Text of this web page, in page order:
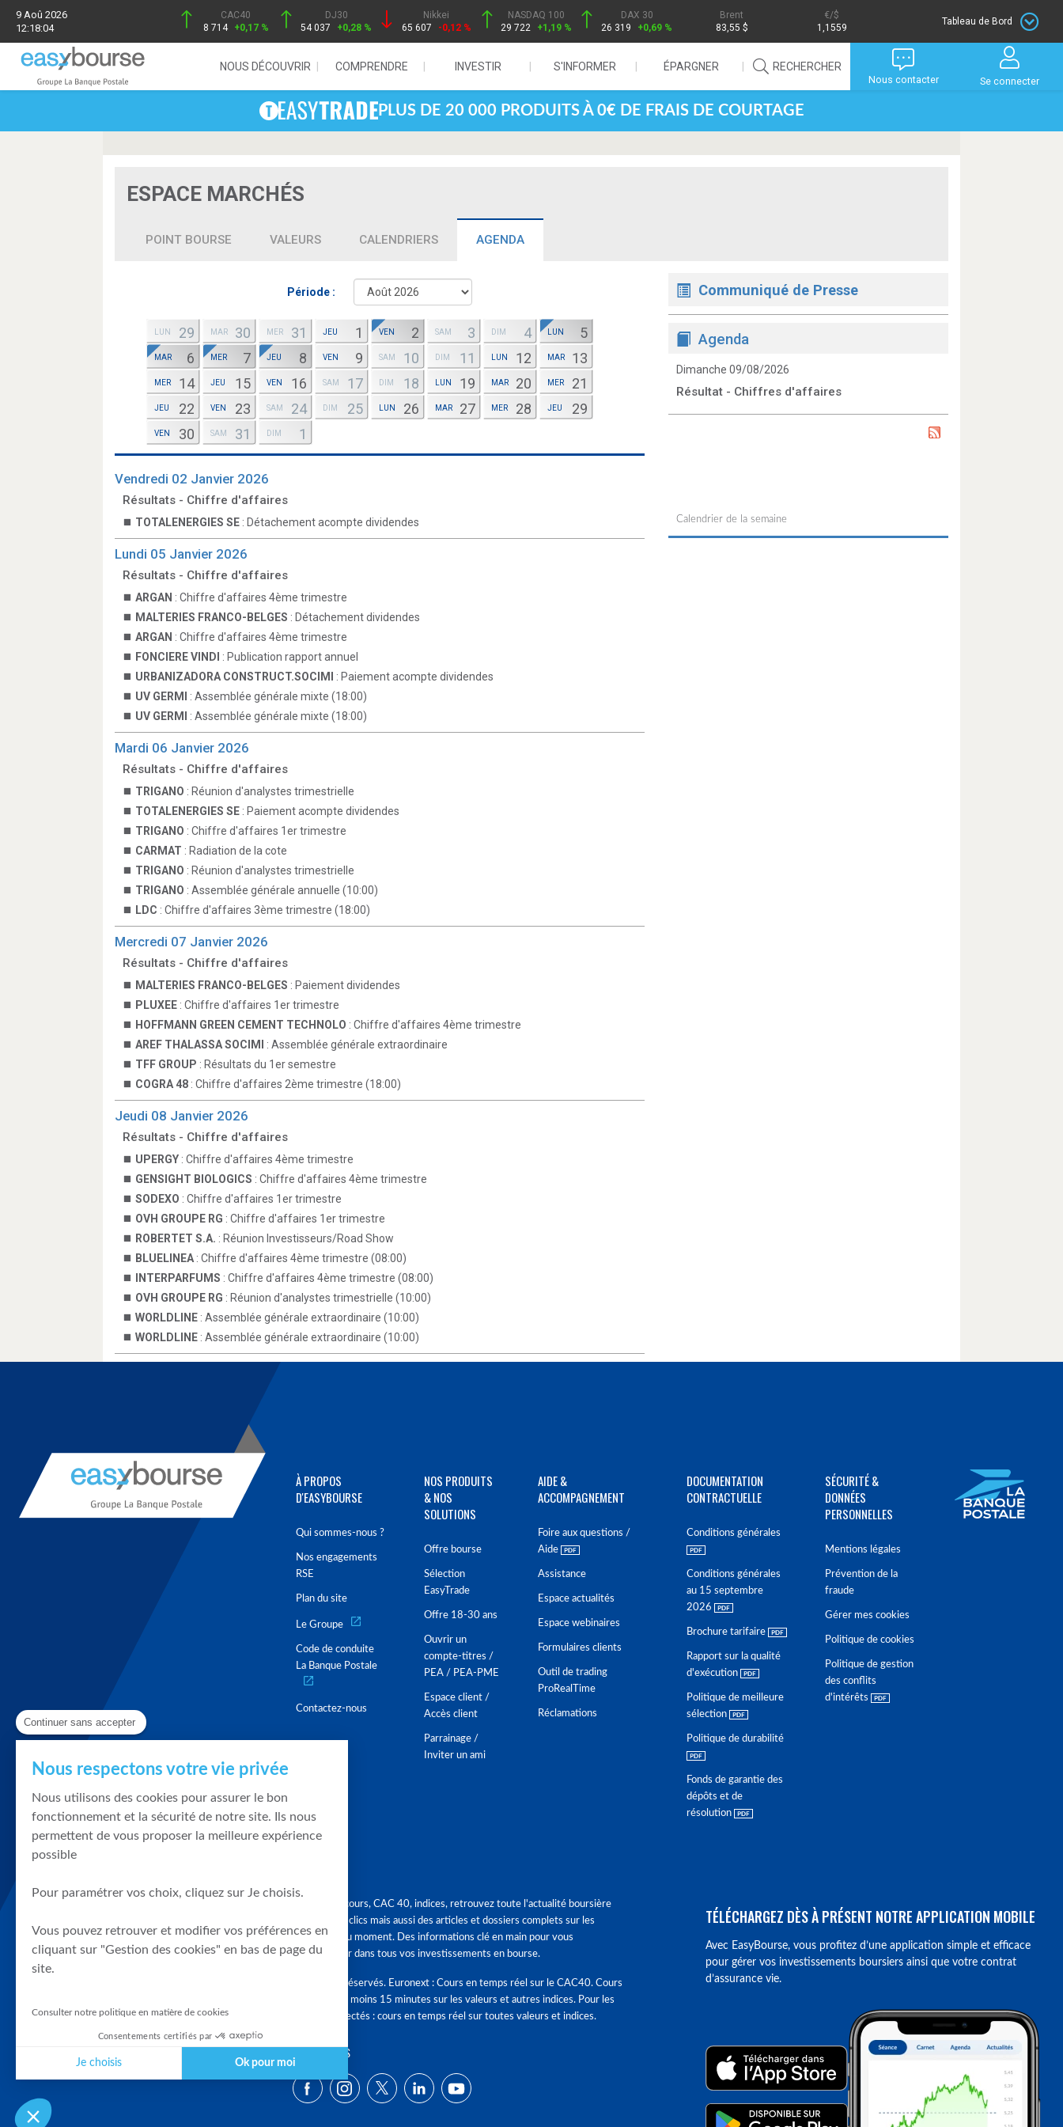
9 Aoû 2026
12:18:04
CAC40
8 714 +0,17 %
DJ30
54 037
+0,28 %
Nikkei
65 607
-0,12 %
NASDAQ 100
29 722
+1,19 %
DAX 30
26 319
+0,69 %
Brent
83,55 $
/$
1,1559
Tableau de Bord
NOUS DÉCOUVRIR COMPRENDRE INVESTIR S'INFORMER ÉPARGNER RECHERCHER
Nous contacter Se connecter
PLUS DE 20 000 PRODUITS À 0€ DE FRAIS DE COURTAGE
ESPACE MARCHÉS
POINT BOURSE VALEURS CALENDRIERS AGENDA
Période :
LUN 29 MAR 30 MER 31 JEU 1 VEN 2 SAM 3 DIM 4 LUN 5
MAR 6 MER 7 JEU 8 VEN 9 SAM 10 DIM 11 LUN 12 MAR 13
MER 14 JEU 15 VEN 16 SAM 17 DIM 18 LUN 19 MAR 20 MER 21
JEU 22 VEN 23 SAM 24 DIM 25 LUN 26 MAR 27 MER 28 JEU 29
VEN 30 SAM 31 DIM 1
Vendredi 02 Janvier 2026
Résultats - Chiffre d'affaires
TOTALENERGIES SE : Détachement acompte dividendes
Lundi 05 Janvier 2026
Résultats - Chiffre d'affaires
ARGAN : Chiffre d'affaires 4ème trimestre
MALTERIES FRANCO-BELGES : Détachement dividendes
ARGAN : Chiffre d'affaires 4ème trimestre
FONCIERE VINDI : Publication rapport annuel
URBANIZADORA CONSTRUCT.SOCIMI
: Paiement acompte dividendes
UV GERMI
: Assemblée générale mixte (18:00)
UV GERMI
: Assemblée générale mixte (18:00)
Mardi 06 Janvier 2026
Résultats - Chiffre d'affaires
TRIGANO : Réunion d'analystes trimestrielle
TOTALENERGIES SE : Paiement acompte dividendes
TRIGANO : Chiffre d'affaires 1er trimestre
CARMAT : Radiation de la cote
TRIGANO : Réunion d'analystes trimestrielle
TRIGANO : Assemblée générale annuelle (10:00)
LDC : Chiffre d'affaires 3ème trimestre (18:00)
Mercredi 07 Janvier 2026
Résultats - Chiffre d'affaires
MALTERIES FRANCO-BELGES : Paiement dividendes
PLUXEE : Chiffre d'affaires 1er trimestre
HOFFMANN GREEN CEMENT TECHNOLO : Chiffre d'affaires 4ème trimestre
AREF THALASSA SOCIMI
: Assemblée générale extraordinaire
TFF GROUP : Résultats du 1er semestre
COGRA 48 : Chiffre d'affaires 2ème trimestre (18:00)
Jeudi 08 Janvier 2026
Résultats - Chiffre d'affaires
UPERGY : Chiffre d'affaires 4ème trimestre
GENSIGHT BIOLOGICS : Chiffre d'affaires 4ème trimestre
SODEXO : Chiffre d'affaires 1er trimestre
OVH GROUPE RG : Chiffre d'affaires 1er trimestre
ROBERTET S.A. : Réunion Investisseurs/Road Show
BLUELINEA : Chiffre d'affaires 4ème trimestre (08:00)
INTERPARFUMS : Chiffre d'affaires 4ème trimestre (08:00)
OVH GROUPE RG : Réunion d'analystes trimestrielle (10:00)
WORLDLINE : Assemblée générale extraordinaire (10:00)
WORLDLINE : Assemblée générale extraordinaire (10:00)
Communiqué de Presse
Agenda
Dimanche 09/08/2026
Résultat - Chiffres d'affaires
Calendrier de la semaine
À PROPOS
D'EASYBOURSE
Qui sommes-nous ?
Nos engagements
RSE
Plan du site
Le Groupe
Code de conduite
La Banque Postale
Contactez-nous
NOS PRODUITS
& NOS
SOLUTIONS
Offre bourse
Sélection
EasyTrade
Offre 18-30 ans
Ouvrir un
compte-titres /
PEA / PEA-PME
Espace client /
Accès client
Parrainage /
Inviter un ami
AIDE &
ACCOMPAGNEMENT
Foire aux questions /
Aide
Assistance
Espace actualités
Espace webinaires
Formulaires clients
Outil de trading
ProRealTime
Réclamations
DOCUMENTATION
CONTRACTUELLE
Conditions générales
Conditions générales
au 15 septembre
2026
Brochure tarifaire
Rapport sur la qualité
d'exécution
Politique de meilleure
sélection
Politique de durabilité
Fonds de garantie des
dépôts et de
résolution
SÉCURITÉ &
DONNÉES
PERSONNELLES
Mentions légales
Prévention de la
fraude
Gérer mes cookies
Politique de cookies
Politique de gestion
des conflits
d'intérêts
Graphique, cours, CAC 40, indices, retrouvez toute l'actualité boursière
en quelques clics mais aussi des articles et dossiers complets sur les
tendances du moment. Des informations clé en main pour vous
accompagner dans tous vos investissements en bourse.
Tous droits réservés. Euronext : Cours en temps réel sur le CAC40. Cours
différés d'au moins 15 minutes sur les valeurs et autres indices. Pour les
clients connectés : cours en temps réel sur toutes valeurs et indices.
SUIVEZ-NOUS
TÉLÉCHARGEZ DÈS À PRÉSENT NOTRE APPLICATION MOBILE
Avec EasyBourse, vous profitez d’une application simple et efficace
pour gérer vos investissements boursiers ainsi que votre contrat
d’assurance vie.
Continuer sans accepter
Nous respectons votre vie privée
Nous utilisons des cookies pour assurer le bon
fonctionnement et la sécurité de notre site. Ils nous
permettent de vous proposer la meilleure expérience
possible
Pour paramétrer vos choix, cliquez sur Je choisis.
Vous pouvez retrouver et modifier vos préférences en
cliquant sur "Gestion des cookies" en bas de page du
site.
Consulter notre politique en matière de cookies
Consentements certifiés par
Je choisis Ok pour moi
Plateforme de Gestion du Consentement : Personnalisez vos Options
Notre plateforme vous permet d'adapter et de gérer vos paramètres de confidentialité, en garantissant la conformité avec les réglementations. Personnalisez vos préférences pour contrôler la manière dont